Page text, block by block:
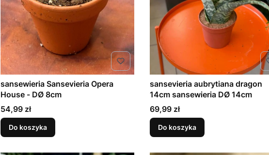
sansewieria Sansevieria Opera
House - DØ 8cm
Cena
54,99 zł
Do koszyka
sansevieria aubrytiana dragon
14cm sansewieria DØ 14cm
Cena
69,99 zł
Do koszyka